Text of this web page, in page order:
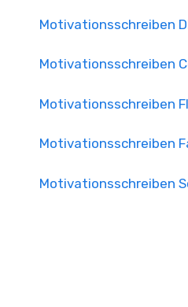
Motivationsschreiben
Motivationsschreiben
Motivationsschreiben
Motivationsschreiben
Motivationsschreiben